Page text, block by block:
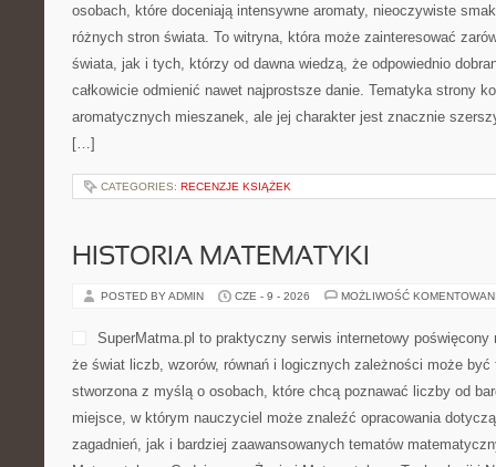
osobach, które doceniają intensywne aromaty, nieoczywiste
różnych stron świata. To witryna, która może zainteresować
świata, jak i tych, którzy od dawna wiedzą, że odpowiednio
całkowicie odmienić nawet najprostsze danie. Tematyka strony
aromatycznych mieszanek, ale jej charakter jest znacznie
[…]
CATEGORIES: RECENZJE KSIĄŻEK
HISTORIA MATEMATYKI
POSTED BY ADMIN CZE - 9 - 2026 MOŻLIWOŚĆ
SuperMatma.pl to praktyczny serwis internetowy
że świat liczb, wzorów, równań i logicznych zależności może być
stworzona z myślą o osobach, które chcą poznawać liczby od
miejsce, w którym nauczyciel może znaleźć opracowania
zagadnień, jak i bardziej zaawansowanych tematów